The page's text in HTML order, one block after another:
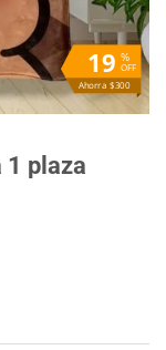
%
OFF
19
Ahorra $300
1 plaza